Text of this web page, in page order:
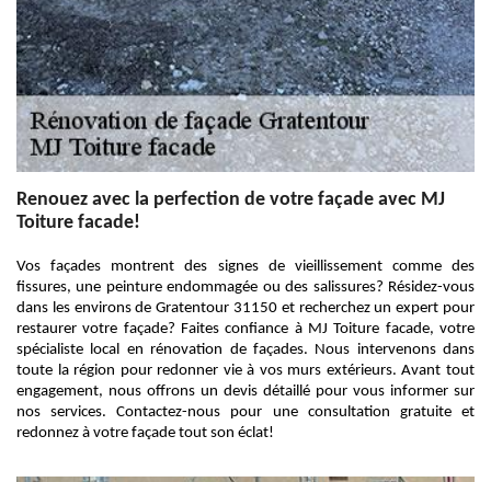
Renouez avec la perfection de votre façade avec MJ
Toiture facade!
Vos façades montrent des signes de vieillissement comme des
fissures, une peinture endommagée ou des salissures? Résidez-vous
dans les environs de Gratentour 31150 et recherchez un expert pour
restaurer votre façade? Faites confiance à MJ Toiture facade, votre
spécialiste local en rénovation de façades. Nous intervenons dans
toute la région pour redonner vie à vos murs extérieurs. Avant tout
engagement, nous offrons un devis détaillé pour vous informer sur
nos services. Contactez-nous pour une consultation gratuite et
redonnez à votre façade tout son éclat!